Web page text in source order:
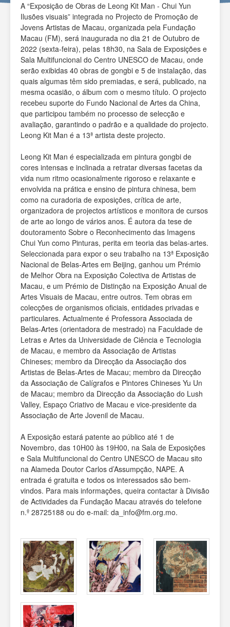
A “Exposição de Obras de Leong Kit Man - Chui Yun
Ilusões visuais” integrada no Projecto de Promoção de
Jovens Artistas de Macau, organizada pela Fundação
Macau (FM), será inaugurada no dia 21 de Outubro de
2022 (sexta-feira), pelas 18h30, na Sala de Exposições e
Sala Multifuncional do Centro UNESCO de Macau, onde
serão exibidas 40 obras de gongbi e 5 de instalação, das
quais algumas têm sido premiadas, e será, publicado, na
mesma ocasião, o álbum com o mesmo título. O projecto
recebeu suporte do Fundo Nacional de Artes da China,
que participou também no processo de selecção e
avaliação, garantindo o padrão e a qualidade do projecto.
Leong Kit Man é a 13ª artista deste projecto.
Leong Kit Man é especializada em pintura gongbi de
cores intensas e inclinada a retratar diversas facetas da
vida num ritmo ocasionalmente rigoroso e relaxante e
envolvida na prática e ensino de pintura chinesa, bem
como na curadoria de exposições, crítica de arte,
organizadora de projectos artísticos e monitora de cursos
de arte ao longo de vários anos. É autora da tese de
doutoramento Sobre o Reconhecimento das Imagens
Chui Yun como Pinturas, perita em teoria das belas-artes.
Seleccionada para expor o seu trabalho na 13ª Exposição
Nacional de Belas-Artes em Beijing, ganhou um Prémio
de Melhor Obra na Exposição Colectiva de Artistas de
Macau, e um Prémio de Distinção na Exposição Anual de
Artes Visuais de Macau, entre outros. Tem obras em
colecções de organismos oficiais, entidades privadas e
particulares. Actualmente é Professora Associada de
Belas-Artes (orientadora de mestrado) na Faculdade de
Letras e Artes da Universidade de Ciência e Tecnologia
de Macau, e membro da Associação de Artistas
Chineses; membro da Direcção da Associação dos
Artistas de Belas-Artes de Macau; membro da Direcção
da Associação de Calígrafos e Pintores Chineses Yu Un
de Macau; membro da Direcção da Associação do Lush
Valley, Espaço Criativo de Macau e vice-presidente da
Associação de Arte Jovenil de Macau.
A Exposição estará patente ao público até 1 de
Novembro, das 10H00 às 19H00, na Sala de Exposições
e Sala Multifuncional do Centro UNESCO de Macau sito
na Alameda Doutor Carlos d’Assumpção, NAPE. A
entrada é gratuita e todos os interessados são bem-
vindos. Para mais informações, queira contactar à Divisão
de Actividades da Fundação Macau através do telefone
n.º 28725188 ou do e-mail: da_info@fm.org.mo.